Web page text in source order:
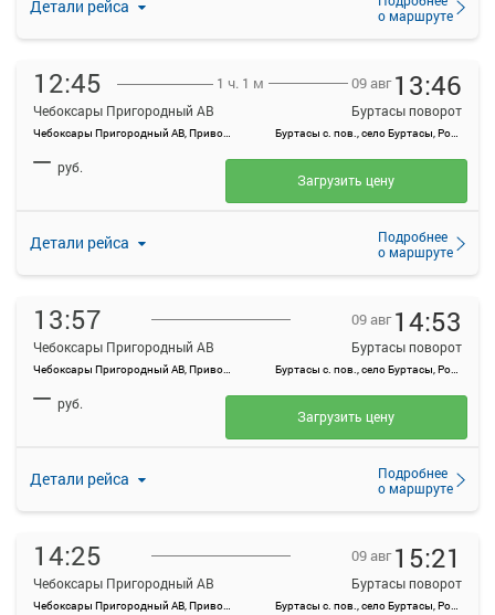
Детали рейса
о маршруте
12:45
Чебоксары Пригородный АВ
Чебоксары Пригородный АВ, Привокзальная ул., 3
1 ч. 1 м 09 авг 13:46
Буртасы поворот
Буртасы с. пов., село Буртасы, Россия
Детали рейса
Подробнее
о маршруте
— руб.
Загрузить цену
13:57
Чебоксары Пригородный АВ
Чебоксары Пригородный АВ, Привокзальная ул., 3
09 авг 14:53
Буртасы поворот
Буртасы с. пов., село Буртасы, Россия
Детали рейса
Подробнее
о маршруте
— руб.
Загрузить цену
14:25
Чебоксары Пригородный АВ
Чебоксары Пригородный АВ, Привокзальная ул., 3
09 авг 15:21
Буртасы поворот
Буртасы с. пов., село Буртасы, Россия